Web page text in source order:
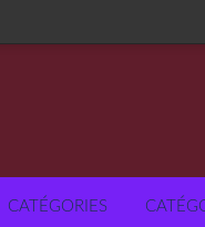
CATÉGORIES